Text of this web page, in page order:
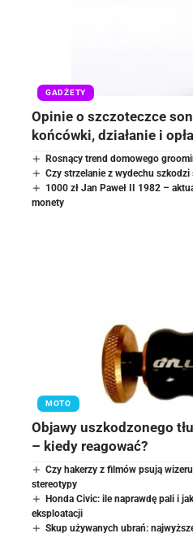
GADŻETY
Opinie o szczoteczce
końcówki, działanie i
Rosnący trend domowego
Czy strzelanie z wydechu
1000 zł Jan Paweł II 1982 –
monety
MOTO
Objawy uszkodzonego
– kiedy reagować?
Czy hakerzy z filmów psują
stereotypy
Honda Civic: ile naprawdę pali i
eksploatacji
Skup używanych ubrań: